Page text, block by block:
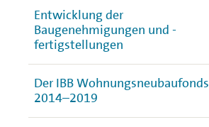
Entwicklung der
Baugenehmigungen und -
fertigstellungen
Der IBB Wohnungsneubaufonds
2014–2019